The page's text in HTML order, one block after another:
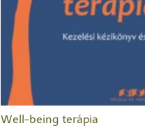
Well-being terápia